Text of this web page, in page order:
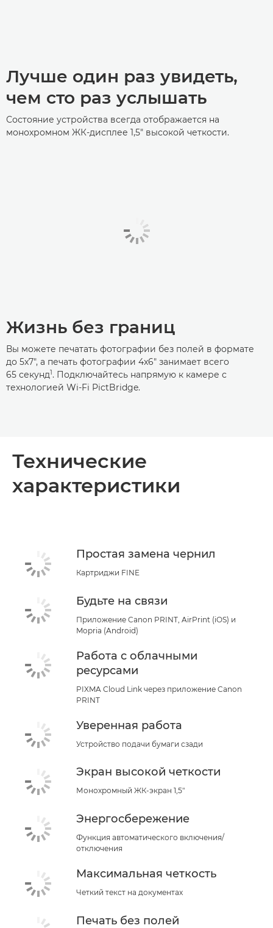
Лучше один раз увидеть,
чем сто раз услышать
Состояние устройства всегда отображается на
монохромном ЖК-дисплее 1,5" высокой четкости.
Жизнь без границ
Вы можете печатать фотографии без полей в формате
до 5x7", а печать фотографии 4x6" занимает всего
65 секунд1. Подключайтесь напрямую к камере с
технологией Wi-Fi PictBridge.
Технические
характеристики
Простая замена чернил
Картриджи FINE
Будьте на связи
Приложение Canon PRINT, AirPrint (iOS) и
Mopria (Android)
Работа с облачными
ресурсами
PIXMA Cloud Link через приложение Canon
PRINT
Уверенная работа
Устройство подачи бумаги сзади
Экран высокой четкости
Монохромный ЖК-экран 1,5"
Энергосбережение
Функция автоматического включения/
отключения
Максимальная четкость
Четкий текст на документах
Печать без полей